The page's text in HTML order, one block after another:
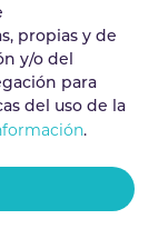
propias y de
y/o del
para
del uso de la
.